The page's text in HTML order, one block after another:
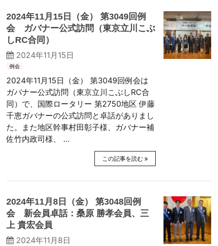
2024年11月15日（金） 第3049回例
会 ガバナー公式訪問（東京立川こぶ
しRC合同）
2024年11月15日
例会
2024年11月15日（金） 第3049回例会は
ガバナー公式訪問（東京立川こぶしRC合
同）で、国際ロータリー 第2750地区 伊藤
千恵ガバナーの公式訪問と卓話がありまし
た。また地区幹事村田彰子様、ガバナー補
佐竹内政司様、 …
この記事を読む
2024年11月8日（金） 第3048回例
会 新会員卓話：桑原 勝孝会員、三
上 貴宏会員
2024年11月8日